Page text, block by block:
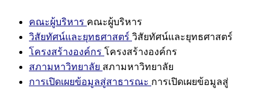
คณะผู้บริหาร คณะผู้บริหาร
วิสัยทัศน์และยุทธศาสตร์ วิสัยทัศน์และยุทธศาสตร์
โครงสร้างองค์กร โครงสร้างองค์กร
สภามหาวิทยาลัย สภามหาวิทยาลัย
การเปิดเผยข้อมูลสู่สาธารณะ การเปิดเผยข้อมูลสู่